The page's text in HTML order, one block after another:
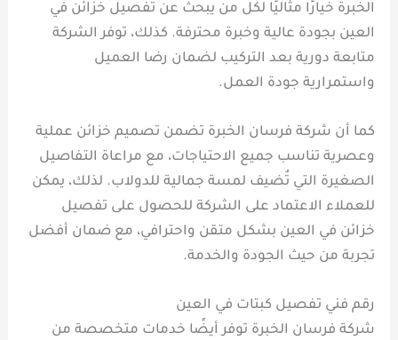
الخبرة خيارًا مثاليًا لكل من يبحث عن تفصيل خزائن في
العين بجودة عالية وخبرة محترفة. كذلك، توفر الشركة
متابعة دورية بعد التركيب لضمان رضا العميل
واستمرارية جودة العمل.
كما أن شركة فرسان الخبرة تضمن تصميم خزائن عملية
وعصرية تناسب جميع الاحتياجات، مع مراعاة التفاصيل
الصغيرة التي تُضيف لمسة جمالية للدولاب. لذلك، يمكن
للعملاء الاعتماد على الشركة للحصول على تفصيل
خزائن في العين بشكل متقن واحترافي، مع ضمان أفضل
تجربة من حيث الجودة والخدمة.
رقم فني تفصيل كبتات في العين
شركة فرسان الخبرة توفر أيضًا خدمات متخصصة من